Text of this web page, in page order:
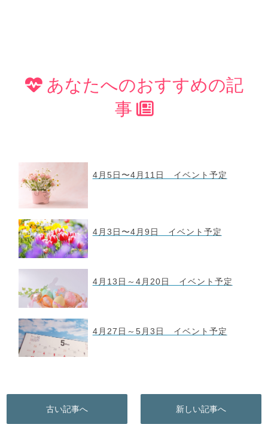
あなたへのおすすめの記
事
4月5日〜4月11日 イベント予定
4月3日〜4月9日 イベント予定
4月13日～4月20日 イベント予定
4月27日～5月3日 イベント予定
古い記事へ 新しい記事へ